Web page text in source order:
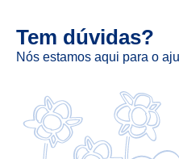
Tem dúvidas?
Nós estamos aqui para o